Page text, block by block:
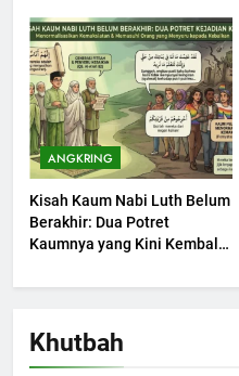
ANGKRING
Kisah Kaum Nabi Luth Belum
Berakhir: Dua Potret
Kaumnya yang Kini Kembali
Khutbah
KHUTBAH
2
KHUTBAH